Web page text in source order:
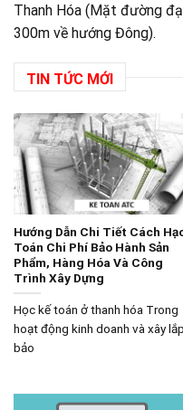
Thanh Hóa (Mặt đường
300m về hướng Đông).
TIN TỨC MỚI
Hướng Dẫn Chi Tiết Cách
Toán Chi Phí Bảo Hành Sản
Phẩm, Hàng Hóa Và Công
Trình Xây Dựng
Học kế toán ở thanh hóa Trong
hoạt động kinh doanh và xây lắp,
bảo